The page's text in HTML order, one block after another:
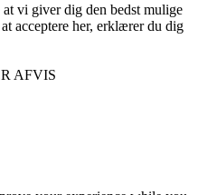
vi giver dig den bedst mulige
acceptere her, erklærer du dig
AFVIS